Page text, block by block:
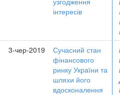
інтересів
3-чер-2019
Сучасний стан
фінансового
ринку України та
шляхи його
вдосконалення